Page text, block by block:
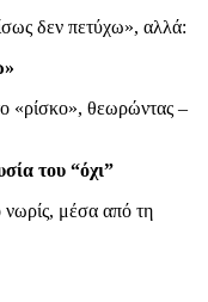
δεν πετύχω», αλλά:
«ρίσκο», θεωρώντας –
του “όχι”
νωρίς, μέσα από τη